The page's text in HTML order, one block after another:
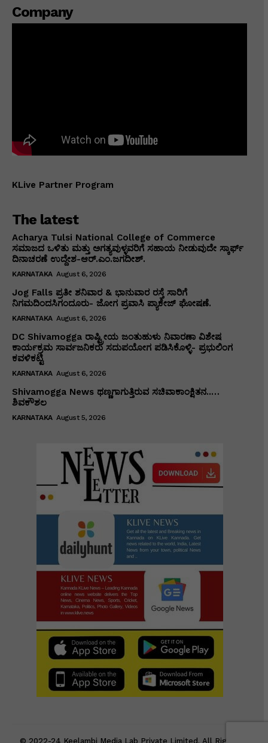
Company
KLive Partner Program
The latest
Acharya Tulsi National College of Commerce
ಸಮಾಜದ ಒಳಿತು ಮತ್ತು ಅಗತ್ಯವುಳ್ಳವರಿಗೆ ಸಹಾಯ ನೀಡುವುದೇ ಸ್ಕಾರ್ಫ್
ದಿನಾಚರಣೆ ಉದ್ದೇಶ-ಆರ್.ಎಂ.ಜಗದೀಶ್.
KARNATAKA August 6, 2026
Jog Falls ಪ್ರತೀ ಶನಿವಾರ & ಭಾನುವಾರ ರಸ್ತೆ ಸಾರಿಗೆ
ನಿಗಮದಿಂದಸಿಗಂದೂರು- ಜೋಗ ಪ್ರವಾಸಿ ಪ್ಯಾಕೇಜ್ ಘೋಷಣೆ.
KARNATAKA August 6, 2026
DC Shivamogga ರಾಷ್ಟ್ರೀಯ ಜಂತುಹುಳು ನಿವಾರಣಾ ವಿಶೇಷ
ಕಾರ್ಯಕ್ರಮ ಸಾರ್ವಜನಿಕರು ಸದುಪಯೋಗ ಪಡಿಸಿಕೊಳ್ಳಿ- ಪ್ರಭುಲಿಂಗ
ಕವಳಿಕಟ್ಟಿ
KARNATAKA August 6, 2026
Shivamogga News ಥಣ್ಣಗಾಗುತ್ತಿರುವ ಸಚಿವಾಕಾಂಕ್ಷಿತನ..…
ಶಿವಕೌಶಲ
KARNATAKA August 5, 2026
© 2022-24 Keelambi Media Lab Private Limited. All Rights